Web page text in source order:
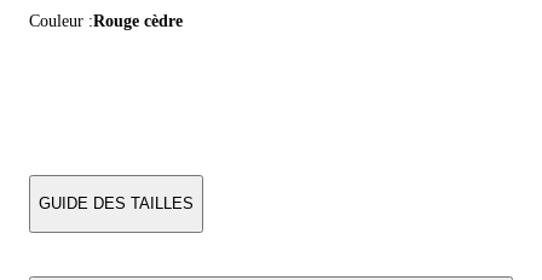
Couleur :Rouge cèdre
GUIDE DES TAILLES